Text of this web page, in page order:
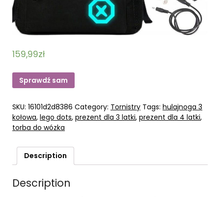
159,99zł
Sprawdź sam
SKU: 16101d2d8386 Category: Tornistry Tags: hulajnoga 3
kołowa, lego dots, prezent dla 3 latki, prezent dla 4 latki,
torba do wózka
Description
Description